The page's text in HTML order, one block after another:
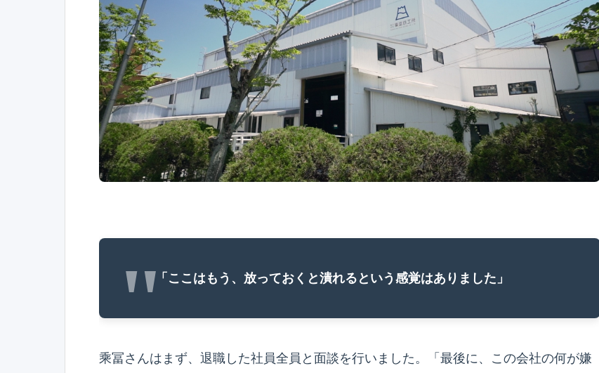
「ここはもう、放っておくと潰れるという感覚はありました」
乘冨さんはまず、退職した社員全員と面談を行いました。「最後に、この会社の何が嫌